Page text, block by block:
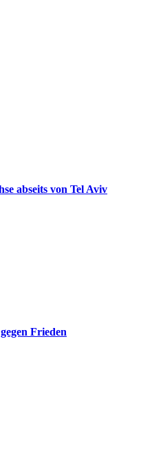
abseits von Tel Aviv
Frieden